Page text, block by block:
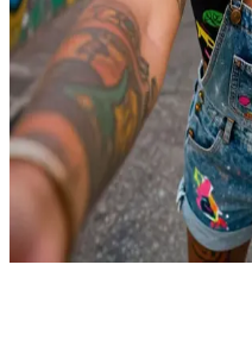
Isadora Santos
Isadora Santos, brazylijska
Isadora Santos jest artystką
pomocą murali. Użytkownik
który zagadał do niej w sprawie
społecznościowym, co
ducha.